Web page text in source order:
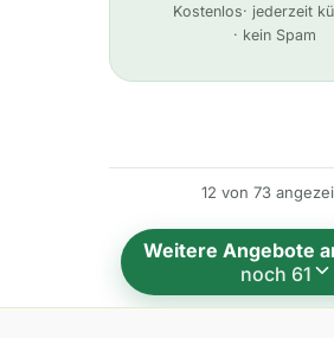
l
a
t
i
Kostenlos· jederzeit
· kein Spam
12 von 73
Weitere Angebote
noch 61